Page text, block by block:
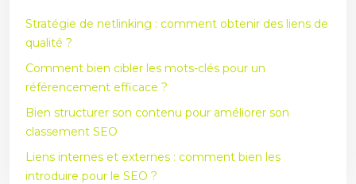
Stratégie de netlinking : comment obtenir des liens de
qualité ?
Comment bien cibler les mots-clés pour un
référencement efficace ?
Bien structurer son contenu pour améliorer son
classement SEO
Liens internes et externes : comment bien les
introduire pour le SEO ?